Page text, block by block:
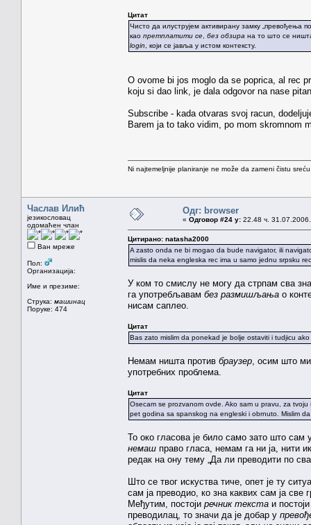
Цитат
Чисто да илуструјем активирану замку „превођења
као претплатити се без обзира на то што се
login , који се јавља у истом контексту.
O ovome bi jos moglo da se poprica, al rec
koju si dao link, je dala odgovor na nase
Subscribe - kada otvaras svoj racun,
Barem ja to tako vidim, po mom skromnom
Ni najtemeljnije planiranje ne može da zameni čistu
Часлав Илић
језикословац
одомаћен члан
Ван мреже
Пол:
Организација:
Име и презиме:
Струка: машинац
Поруке: 474
Одг: browser
« Одговор #24 у: 22.48 ч.
Цитирано: natasha2000
A zasto onda ne bi mogao da bude navigator, ili
mislis da neka engleska rec ima u samo jednu srpsku
У ком то смислу не могу да стрпам сва
га употребљавам без размишљања о
нисам саплео.
Цитат
Bas zato mislim da ponekad je bolje ostaviti i tudjicu
Немам ништа против браузер , осим што
употребних проблема.
Цитат
Osecam se prozvanom ovde. Ako sam u pravu, za
pet godina sa spanskog na engleski i obrnuto. Mislim
То око гласова је било само зато што сам
немаш право гласа, немам га ни ја, нити
редак на ону тему „Да ли преводити по
Што се твог искуства тиче, опет је ту
сам ја преводио, ко зна каквих сам ја све
Међутим, постоји речник текста и
преводилац, то значи да је добар у